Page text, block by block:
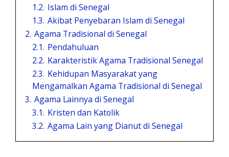
1.2. Islam di Senegal
1.3. Akibat Penyebaran Islam di Senegal
2. Agama Tradisional di Senegal
2.1. Pendahuluan
2.2. Karakteristik Agama Tradisional Senegal
2.3. Kehidupan Masyarakat yang
Mengamalkan Agama Tradisional di Senegal
3. Agama Lainnya di Senegal
3.1. Kristen dan Katolik
3.2. Agama Lain yang Dianut di Senegal